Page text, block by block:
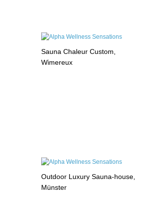
Sauna Chaleur Custom,
Wimereux
Outdoor Luxury Sauna-house,
Münster